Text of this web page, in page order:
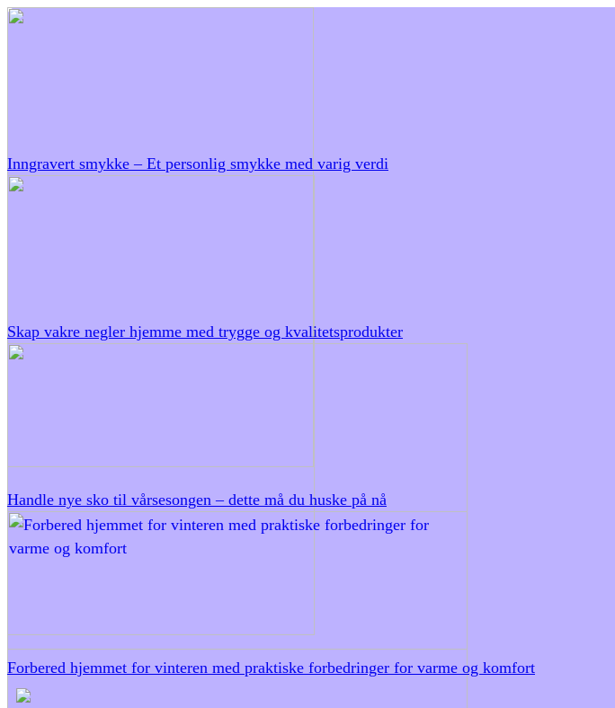
Inngravert smykke – Et personlig smykke med varig verdi
Skap vakre negler hjemme med trygge og kvalitetsprodukter
Handle nye sko til vårsesongen – dette må du huske på nå
Forbered hjemmet for vinteren med praktiske forbedringer for varme og komfort